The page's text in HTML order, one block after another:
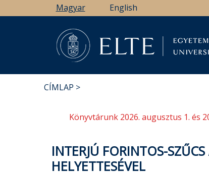
a
Magyar English
CÍMLAP
Könyvtárunk 2026. augusztus 1. és
INTERJÚ FORINTOS-
HELYETTESÉVEL